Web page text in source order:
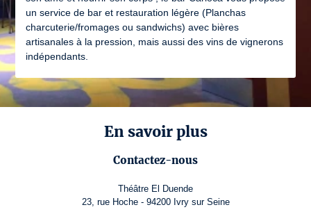
un service de bar et restauration légère (Planchas
charcuterie/fromages ou sandwichs) avec bières
artisanales à la pression, mais aussi des vins de vignerons
indépendants.
En savoir plus
Contactez-nous
Théâtre El Duende
23, rue Hoche - 94200 Ivry sur Seine